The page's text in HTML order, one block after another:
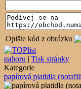
Opište kód z obrázku
nahoru | Tisk stránky
Kategorie
papírová platidla